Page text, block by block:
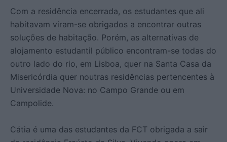
Com a residência encerrada, os estudantes que ali
habitavam viram-se obrigados a encontrar outras
soluções de habitação. Porém, as alternativas de
alojamento estudantil público encontram-se todas do
outro lado do rio, em Lisboa, quer na Santa Casa da
Misericórdia quer noutras residências pertencentes à
Universidade Nova: no Campo Grande ou em
Campolide.
Cátia é uma das estudantes da FCT obrigada a sair